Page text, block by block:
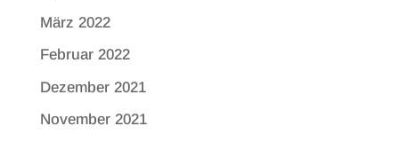
März 2022
Februar 2022
Dezember 2021
November 2021